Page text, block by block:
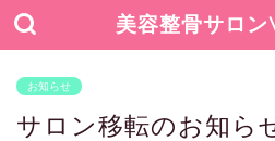
美容整骨サロ
お知らせ
サロン移転のお知ら